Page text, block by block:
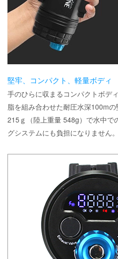
堅牢、コンパクト、軽量ボディ
手のひらに収まるコンパクトボデ
脂を組み合わせた耐圧水深100m
215ｇ（陸上重量 548g）で水中で
グシステムにも負担になりません。